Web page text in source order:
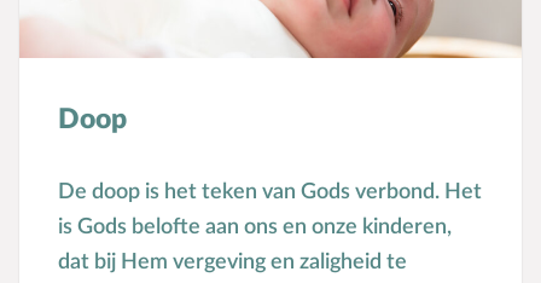
Doop
De doop is het teken van Gods verbond. Het
is Gods belofte aan ons en onze kinderen,
dat bij Hem vergeving en zaligheid te